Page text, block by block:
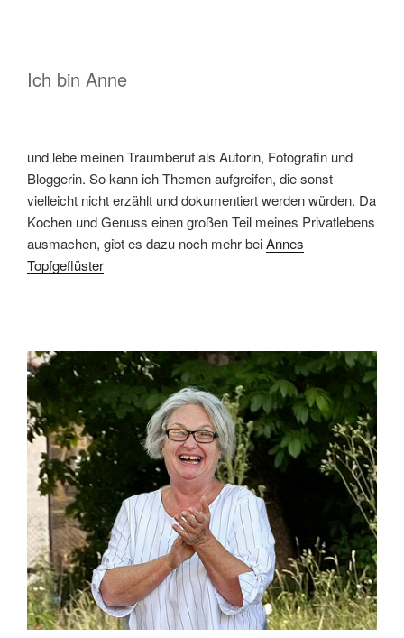
Ich bin Anne
und lebe meinen Traumberuf als Autorin, Fotografin und
Bloggerin. So kann ich Themen aufgreifen, die sonst
vielleicht nicht erzählt und dokumentiert werden würden. Da
Kochen und Genuss einen großen Teil meines Privatlebens
ausmachen, gibt es dazu noch mehr beiAnnes
Topfgeflüster